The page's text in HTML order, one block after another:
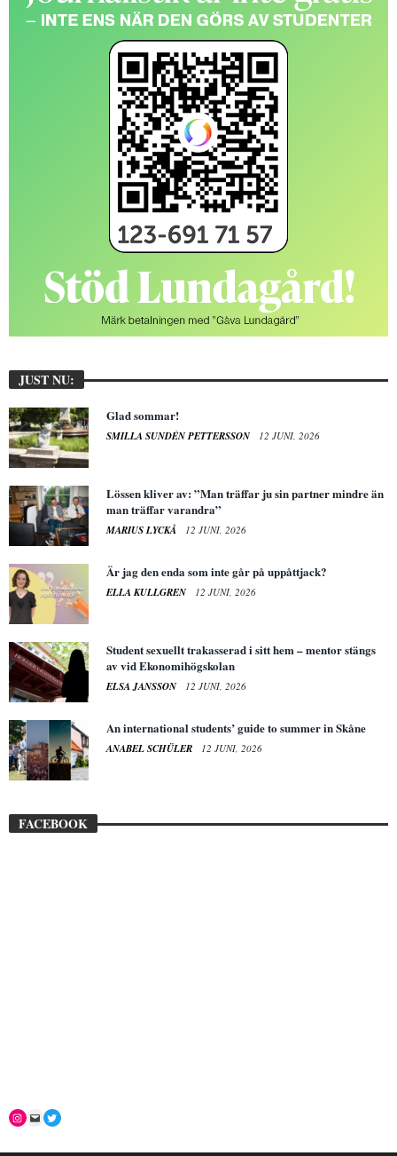
JUST NU:
Glad sommar!
SMILLA SUNDÉN PETTERSSON 12 JUNI, 2026
Lössen kliver av: ”Man träffar ju sin partner mindre än
man träffar varandra”
MARIUS LYCKÅ 12 JUNI, 2026
Är jag den enda som inte går på uppåttjack?
ELLA KULLGREN 12 JUNI, 2026
Student sexuellt trakasserad i sitt hem – mentor stängs
av vid Ekonomihögskolan
ELSA JANSSON 12 JUNI, 2026
An international students’ guide to summer in Skåne
ANABEL SCHÜLER 12 JUNI, 2026
FACEBOOK